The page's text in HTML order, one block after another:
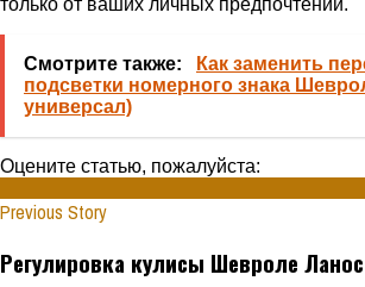
Смотрите также:
Как заменить
подсветки номерного знака
универсал)
Оцените статью, пожалуйста:
Previous Story
Регулировка кулисы Шевроле Ланос